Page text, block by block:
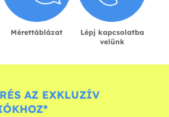
Mérettáblázat
Lépj kapcsolatba
velünk
AZ EXKLUZÍV